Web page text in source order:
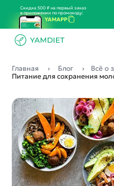
Скидка 500 ₽ на первый заказ
в приложении по промокоду:
YAMAPP
Главная Блог
Всё о
Питание для сохранения